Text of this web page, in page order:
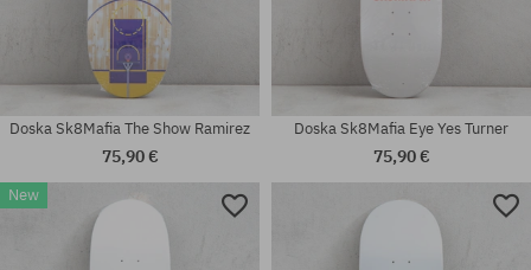
Dostupné veľkosti:
Dostupné veľkosti:
Doska Sk8Mafia The Show Ramirez
75,90 €
Doska Sk8Mafia Eye Yes Turner
75,90 €
New